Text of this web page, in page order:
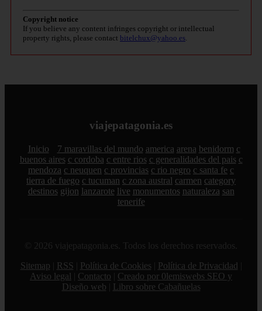
Copyright notice
If you believe any content infringes copyright or intellectual
property rights, please contact bitelchux@yahoo.es.
viajepatagonia.es
Inicio 7 maravillas del mundo america arena benidorm c
buenos aires c cordoba c entre rios c generalidades del pais c
mendoza c neuquen c provincias c rio negro c santa fe c
tierra de fuego c tucuman c zona austral carmen category
destinos gijon lanzarote live monumentos naturaleza san
tenerife
© 2026 viajepatagonia.es. Todos los derechos reservados.
Sitemap
RSS Política de Cookies Política de Privacidad
Aviso legal
Contacto
Creado por 0lemiswebs SEO y
Diseño web
Libro sobre Cabañuelas